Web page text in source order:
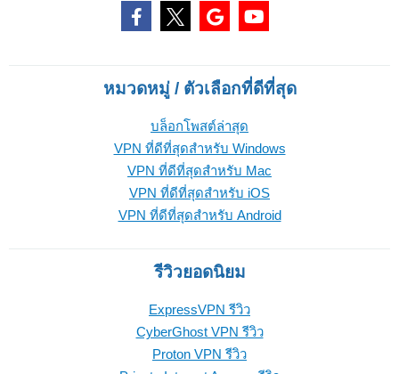
หมวดหมู่ / ตัวเลือกที่ดีที่สุด
บล็อกโพสต์ล่าสุด
VPN ที่ดีที่สุดสำหรับ Windows
VPN ที่ดีที่สุดสำหรับ Mac
VPN ที่ดีที่สุดสำหรับ iOS
VPN ที่ดีที่สุดสำหรับ Android
รีวิวยอดนิยม
ExpressVPN รีวิว
CyberGhost VPN รีวิว
Proton VPN รีวิว